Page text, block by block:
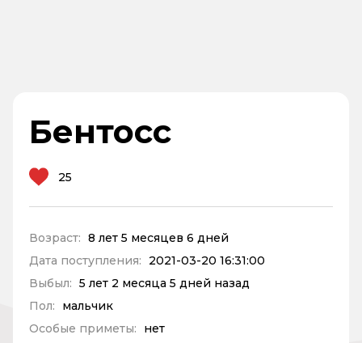
Бентосс
25
Возраст: 8 лет 5 месяцев 6 дней
Дата поступления:
2021-03-20 16:31:00
Выбыл: 5 лет 2 месяца 5 дней назад
Пол:
мальчик
Особые приметы:
нет